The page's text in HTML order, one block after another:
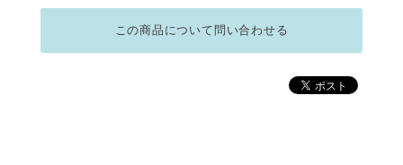
この商品について問い合わせる